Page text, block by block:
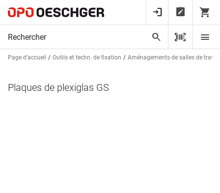
Page d’accueil Outils et techn. de fixation Aménagements de salles de
Plaques de plexiglas GS